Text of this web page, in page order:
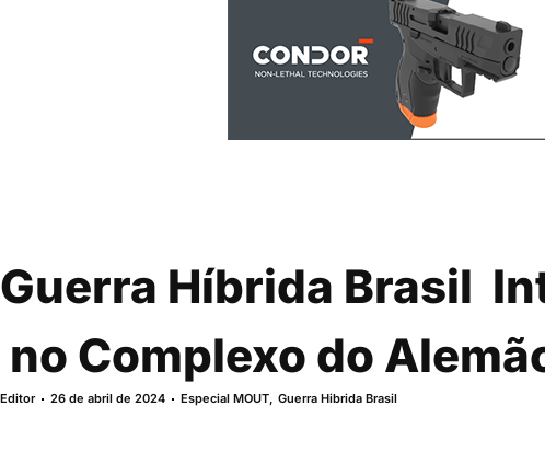
Guerra Híbrida Brasil
no Complexo do
Editor 26 de abril de 2024 Especial MOUT,Guerra Hibrida Brasil